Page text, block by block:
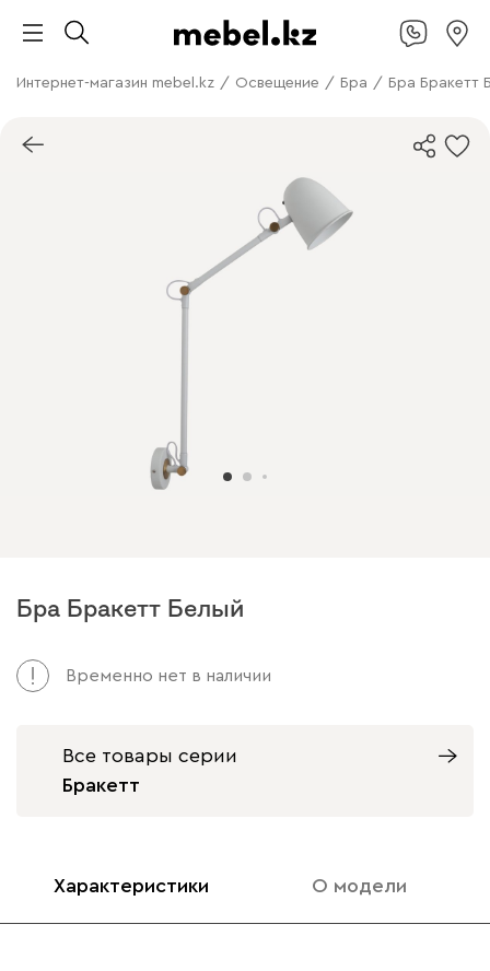
Интернет-магазин mebel.kz / Освещение / Бра / Бра Бракетт
Бра Бракетт Белый
Временно нет в наличии
Все товары серии
Бракетт
Характеристики О модели